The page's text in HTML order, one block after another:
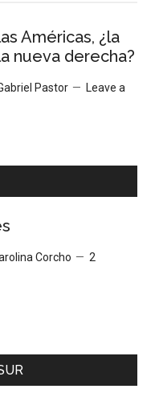
Américas, ¿la
nueva derecha?
Pastor
Leave a
Corcho
2